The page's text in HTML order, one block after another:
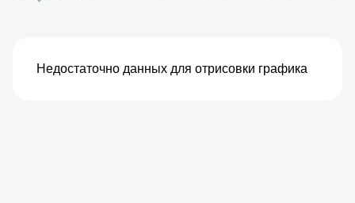
Недостаточно данных для отрисовки графика